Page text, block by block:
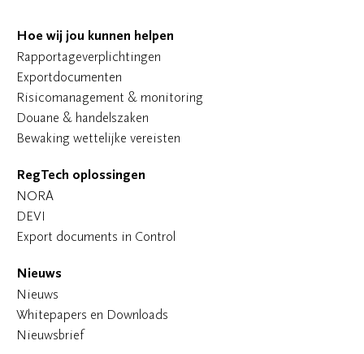
Hoe wij jou kunnen helpen
Rapportageverplichtingen
Exportdocumenten
Risicomanagement & monitoring
Douane & handelszaken
Bewaking wettelijke vereisten
RegTech oplossingen
NORA
DEVI
Export documents in Control
Nieuws
Nieuws
Whitepapers en Downloads
Nieuwsbrief